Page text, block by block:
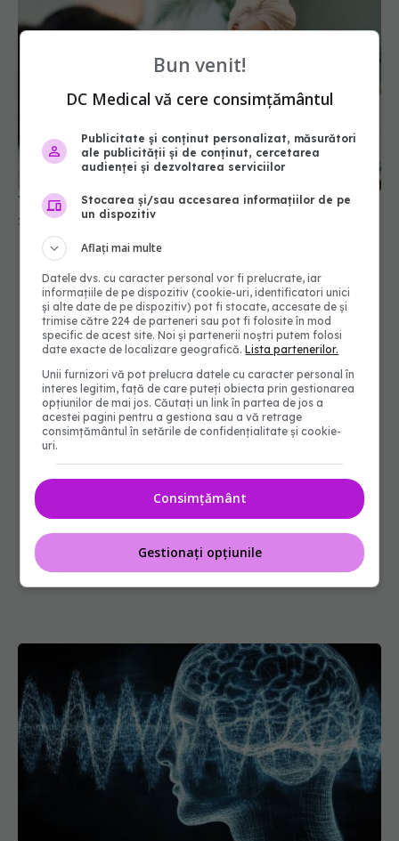
Testul care prezice demența cu 25 de ani înainte
29 mar 2026, 15:56
Sunetul care curăță creierul
Bun venit!
DC Medical vă cere consimțământul
Publicitate și conținut personalizat, măsurători
ale publicității și de conținut, cercetarea
audienței și dezvoltarea serviciilor
Stocarea și/sau accesarea informațiilor de pe
un dispozitiv
Aflați mai multe
Datele dvs. cu caracter personal vor fi prelucrate, iar
informațiile de pe dispozitiv (cookie-uri, identificatori unici
și alte date de pe dispozitiv) pot fi stocate, accesate de și
trimise către 224 de parteneri sau pot fi folosite în mod
specific de acest site. Noi și partenerii noștri putem folosi
date exacte de localizare geografică.Lista partenerilor.
Unii furnizori vă pot prelucra datele cu caracter personal în
interes legitim, față de care puteți obiecta prin gestionarea
opțiunilor de mai jos. Căutați un link în partea de jos a
acestei pagini pentru a gestiona sau a vă retrage
consimțământul în setările de confidențialitate și cookie-
uri.
Consimțământ
Gestionați opțiunile